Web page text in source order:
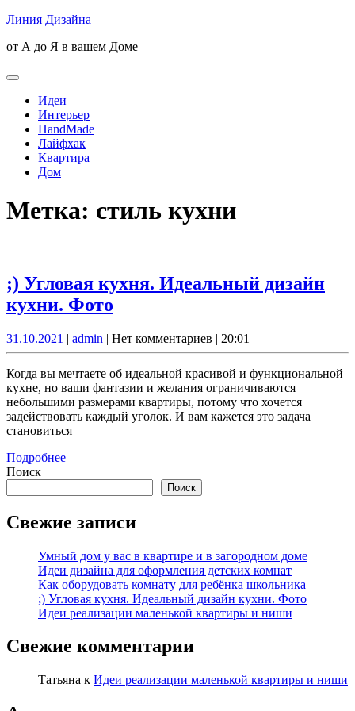
Skip
content
Линия Дизайна
от А до Я в вашем Доме
Open
ButtonИдеи
Интерьер
HandMade
Лайфхак
Квартира
Дом
Button
Метка: стиль кухни
;) Угловая кухня. Идеальный дизайн
кухни. Фото
кухня.
Идеальный
дизайн
кухни.
31.10.2021 31.10.2021
| admin admin
| Нет комментариев | 20:01
Когда вы мечтаете об идеальной красивой и функциональной
кухне, но ваши фантазии и желания ограничиваются
небольшими размерами квартиры, потому что хочется
задействовать каждый уголок. И вам кажется это задача
становиться
ПодробнееПодробнее
Поиск
Поиск
Свежие записи
Умный дом у вас в квартире и в загородном доме
Идеи дизайна для оформления детских комнат
Как оборудовать комнату для ребёнка школьника
;) Угловая кухня. Идеальный дизайн кухни. Фото
Идеи реализации маленькой квартиры и ниши
Свежие комментарии
Татьяна к Идеи реализации маленькой квартиры и ниши